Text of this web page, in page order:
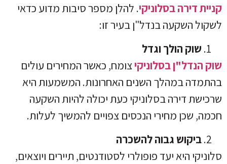
קניית דירה בסלוניקי. להלן מספר סיבות מדוע כדאי
לשקול השקעה בנדל"ן בעיר זו:
שוק הולך וגדל
שוק הנדל"ן בסלוניקיצומח, כאשר המחירים עולים
בהתמדה במהלך השנים האחרונות. המשמעות היא
שרכישת דירה בסלוניקי כעת יכולה להיות השקעה
חכמה, שכן מחירי הנכסים צפויים להמשיך לעלות.
ביקוש גבוה להשכרה
סלוניקי היא יעד פופולרי לסטודנטים, תיירים ויוצאים,